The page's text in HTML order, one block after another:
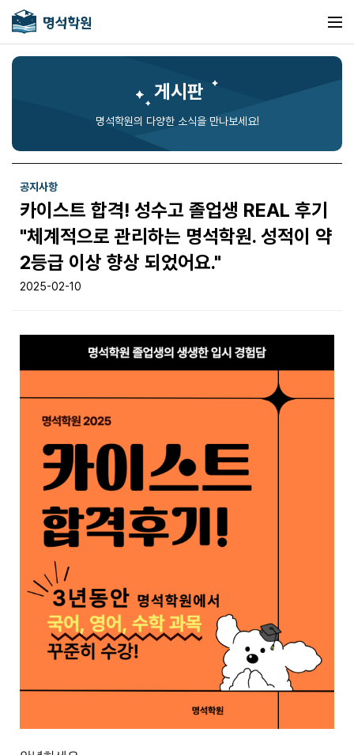
게시판
명석학원의 다양한 소식을 만나보세요!
공지사항
카이스트 합격! 성수고 졸업생 REAL 후기
"체계적으로 관리하는 명석학원. 성적이 약
2등급 이상 향상 되었어요."
2025-02-10